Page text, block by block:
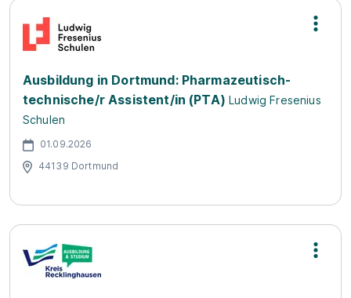
Ausbildung in Dortmund: Pharmazeutisch-
technische/r Assistent/in (PTA) Ludwig Fresenius
Schulen
01.09.2026
44139 Dortmund